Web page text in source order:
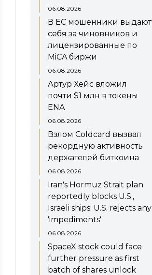
06.08.2026
В ЕС мошенники выдают
себя за чиновников и
лицензированные по
MiCA биржи
06.08.2026
Артур Хейс вложил
почти $1 млн в токены
ENA
06.08.2026
Взлом Coldcard вызвал
рекордную активность
держателей биткоина
06.08.2026
Iran's Hormuz Strait plan
reportedly blocks U.S.,
Israeli ships; U.S. rejects any
'impediments'
06.08.2026
SpaceX stock could face
further pressure as first
batch of shares unlock